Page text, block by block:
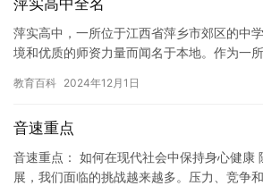
萍实高中全名
萍实高中，一所位于江西省萍乡市郊区的中
境和优质的师资力量而闻名于本地。作为一
质…
教育百科 2024年12月1日
音速重点
音速重点： 如何在现代社会中保持身心健康
展，我们面临的挑战越来越多。压力、竞争